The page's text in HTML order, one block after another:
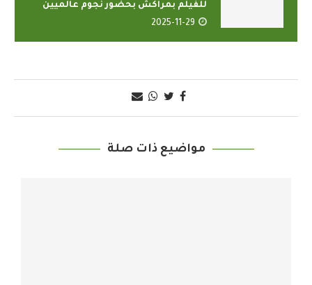
للفيلم بمراكش بحضور نجوم عالميين
2025-11-29
مواضيع ذات صلة